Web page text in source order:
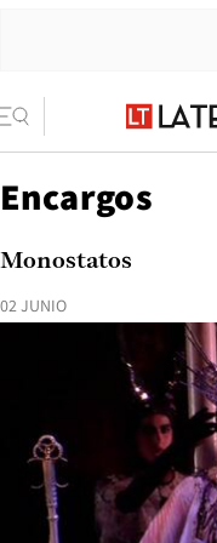
Encargos
02 JUNIO
Monostatos